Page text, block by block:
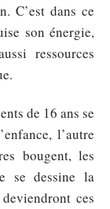
C’est dans ce
son énergie,
ressources
de 16 ans se
l’autre
bougent, les
se dessine la
ces